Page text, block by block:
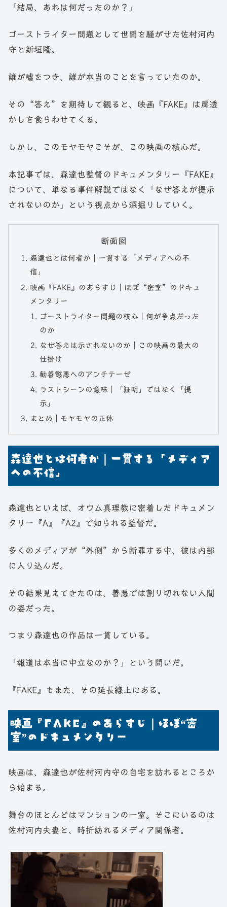
「結局、あれは何だったのか？」
ゴーストライター問題として世間を騒がせた佐村河内
守と新垣隆。
誰が嘘をつき、誰が本当のことを言っていたのか。
その“答え”を期待して観ると、映画『FAKE』は肩透
かしを食らわせてくる。
しかし、このモヤモヤこそが、この映画の核心だ。
本記事では、森達也監督のドキュメンタリー『FAKE』
について、単なる事件解説ではなく「なぜ答えが提示
されないのか」という視点から深掘りしていく。
断面図
森達也とは何者か｜一貫する「メディアへの不
信」
映画『FAKE』のあらすじ｜ほぼ“密室”のドキュ
メンタリー
ゴーストライター問題の核心｜何が争点だった
のか
なぜ答えは示されないのか｜この映画の最大の
仕掛け
勧善懲悪へのアンチテーゼ
ラストシーンの意味｜「証明」ではなく「提
示」
まとめ｜モヤモヤの正体
森達也とは何者か｜一貫する「メディア
への不信」
森達也といえば、オウム真理教に密着したドキュメン
タリー『A』『A2』で知られる監督だ。
多くのメディアが“外側”から断罪する中、彼は内部
に入り込んだ。
その結果見えてきたのは、善悪では割り切れない人間
の姿だった。
つまり森達也の作品は一貫している。
「報道は本当に中立なのか？」という問いだ。
『FAKE』もまた、その延長線上にある。
映画『FAKE』のあらすじ｜ほぼ“密
室”のドキュメンタリー
映画は、森達也が佐村河内守の自宅を訪れるところか
ら始まる。
舞台のほとんどはマンションの一室。そこにいるのは
佐村河内夫妻と、時折訪れるメディア関係者。